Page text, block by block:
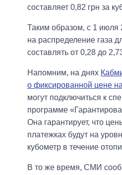
составляет 0,82 грн за
Таким образом, с 1 июля
на распределение газа
составлять от 0,28 до
Напомним, на днях
о фиксированной цене
могут подключиться к
программе
Она гарантирует, что
платежках будут на
кубометр в течение
В то же время, СМИ